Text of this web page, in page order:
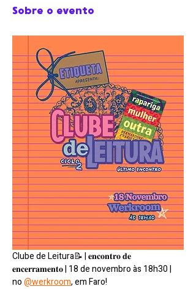
Sobre o evento
Clube de Leitura📝 | 𝐞𝐧𝐜𝐨𝐧𝐭𝐫𝐨 𝐝𝐞
𝐞𝐧𝐜𝐞𝐫𝐫𝐚𝐦𝐞𝐧𝐭𝐨 | 18 de novembro às 18h30 |
no @werkroom, em Faro!